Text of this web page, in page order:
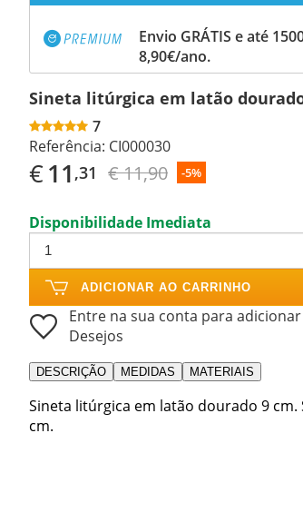
Envio GRÁTIS e até
8,90€/ano.
Sineta litúrgica em latão
7
Referência: CI000030
€11 ,31 € 11,90 -5%
Disponibilidade Imediata
ADICIONAR AO CARRINHO
Entre na sua conta para
Desejos
DESCRIÇÃO MEDIDAS MATERIAIS
Sineta litúrgica em latão dourado 9
cm.